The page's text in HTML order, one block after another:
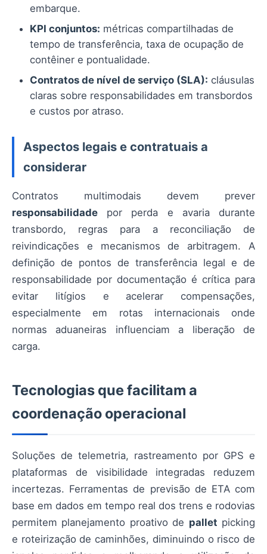
embarque.
KPI conjuntos: métricas compartilhadas de
tempo de transferência, taxa de ocupação de
contêiner e pontualidade.
Contratos de nível de serviço (SLA): cláusulas
claras sobre responsabilidades em transbordos
e custos por atraso.
Aspectos legais e contratuais a
considerar
Contratos multimodais devem prever
responsabilidade por perda e avaria durante
transbordo, regras para a reconciliação de
reivindicações e mecanismos de arbitragem. A
definição de pontos de transferência legal e de
responsabilidade por documentação é crítica para
evitar litígios e acelerar compensações,
especialmente em rotas internacionais onde
normas aduaneiras influenciam a liberação de
carga.
Tecnologias que facilitam a
coordenação operacional
Soluções de telemetria, rastreamento por GPS e
plataformas de visibilidade integradas reduzem
incertezas. Ferramentas de previsão de ETA com
base em dados em tempo real dos trens e rodovias
permitem planejamento proativo de pallet picking
e roteirização de caminhões, diminuindo o risco de